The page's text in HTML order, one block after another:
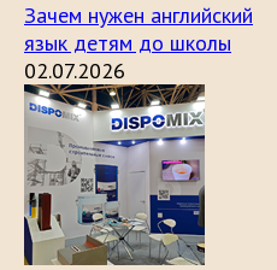
Зачем нужен английский
язык детям до школы
02.07.2026